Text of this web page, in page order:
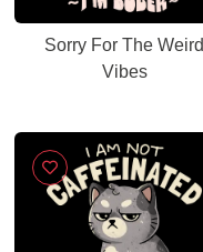
Sorry For The Weird
Vibes